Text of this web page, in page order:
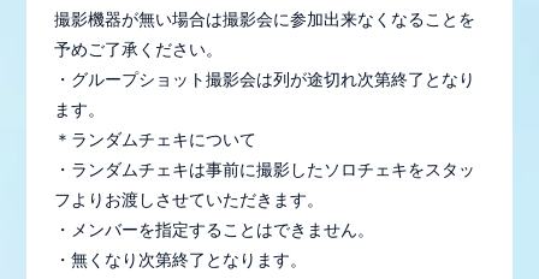
撮影機器が無い場合は撮影会に参加出来なくなることを
予めご了承ください。
・グループショット撮影会は列が途切れ次第終了となり
ます。
＊ランダムチェキについて
・ランダムチェキは事前に撮影したソロチェキをスタッ
フよりお渡しさせていただきます。
・メンバーを指定することはできません。
・無くなり次第終了となります。